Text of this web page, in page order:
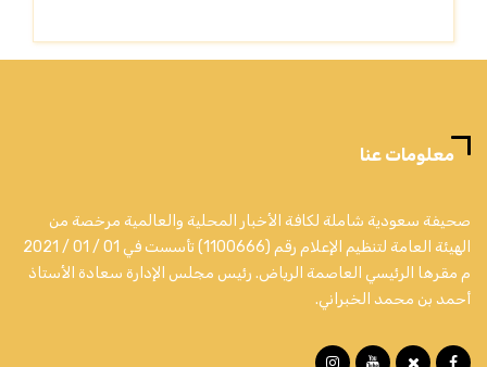
معلومات عنا
صحيفة سعودية شاملة لكافة الأخبار المحلية والعالمية مرخصة من
الهيئة العامة لتنظيم الإعلام رقم (1100666) تأسست في 01 / 01 / 2021
م مقرها الرئيسي العاصمة الرياض. رئيس مجلس الإدارة سعادة الأستاذ
أحمد بن محمد الخبراني.